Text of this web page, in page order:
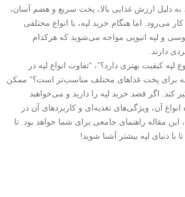
دلیل ارزش غذایی بالا، پخت سریع و هضم آسان،
می‌رود. اما هنگام خرید لپه، با انواع مختلفی
روسی و لپه اتیوپی مواجه می‌شوید که هرکدام
دارند.
لپه کیفیت بهتری دارد؟”، “تفاوت انواع لپه در
برای پخت غذاهای مختلف مناسب‌تر است؟” ممکن
کند. اگر قصد خرید لپه را دارید و می‌خواهید
انواع آن، ویژگی‌های تغذیه‌ای و کاربردهای آن در
مقاله راهنمای جامعی برای شما خواهد بود. تا
تا با دنیای لپه بیشتر آشنا شوید!